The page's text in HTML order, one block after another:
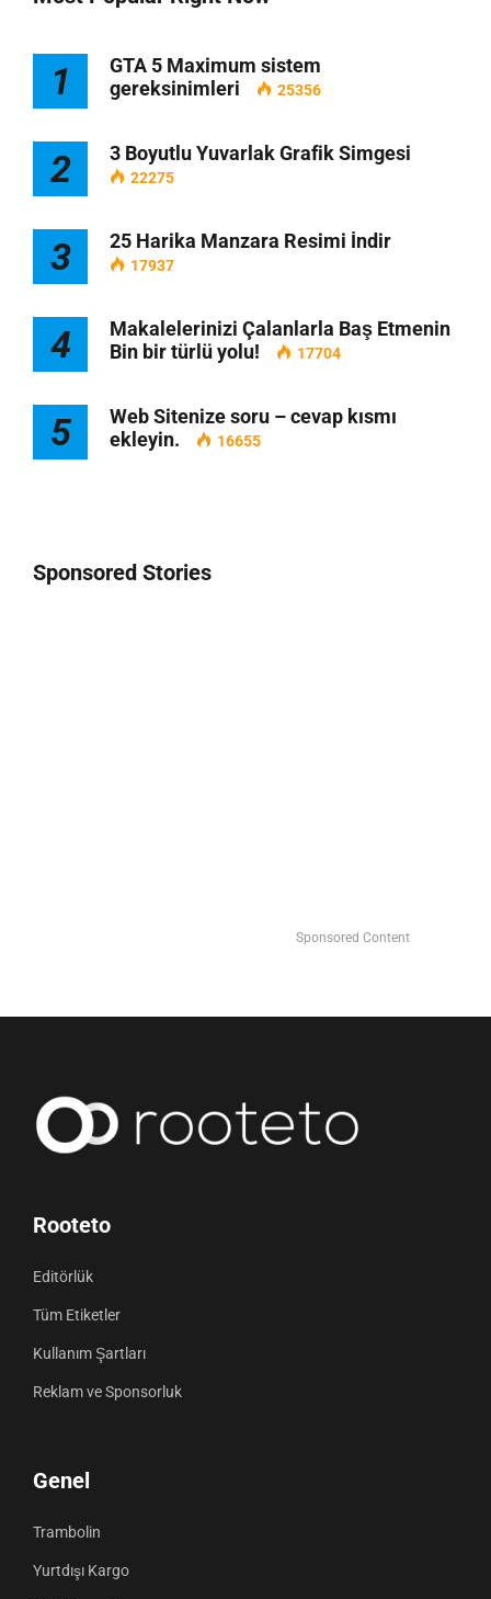
1
GTA 5 Maximum sistem
gereksinimleri
25356
2 3 Boyutlu Yuvarlak Grafik Simgesi
22275
3 25 Harika Manzara Resimi İndir
17937
4
Makalelerinizi Çalanlarla Baş Etmenin
Bin bir türlü yolu!
17704
5
Web Sitenize soru – cevap kısmı
ekleyin.
16655
Sponsored Stories
Sponsored Content
Rooteto
Editörlük
Tüm Etiketler
Kullanım Şartları
Reklam ve Sponsorluk
Genel
Trambolin
Yurtdışı Kargo